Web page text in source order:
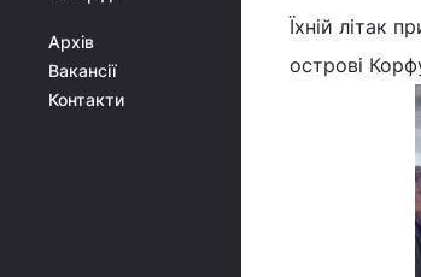
Архів
Вакансії
Контакти
Їхній літак
острові